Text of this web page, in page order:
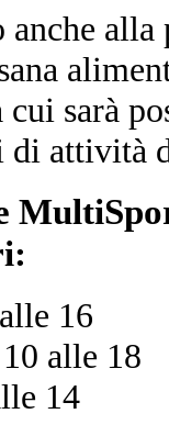
cui sarà
di attività
16
alle 18
14